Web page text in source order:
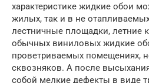
характеристике жидкие обои
жилых, так и в не
лестничные площадки, летние
обычных виниловых жидкие
проветриваемых помещениях,
сквозняков. А после
собой мелкие дефекты в виде